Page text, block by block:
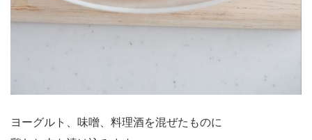
ヨーグルト、味噌、料理酒を混ぜたものに